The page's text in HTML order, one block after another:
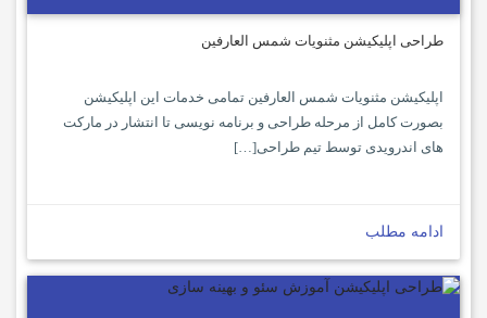
طراحی اپلیکیشن مثنویات شمس العارفین
اپلیکیشن مثنویات شمس العارفین تمامی خدمات این اپلیکیشن
بصورت کامل از مرحله طراحی و برنامه نویسی تا انتشار در مارکت
های اندرویدی توسط تیم طراحی[…]
ادامه مطلب